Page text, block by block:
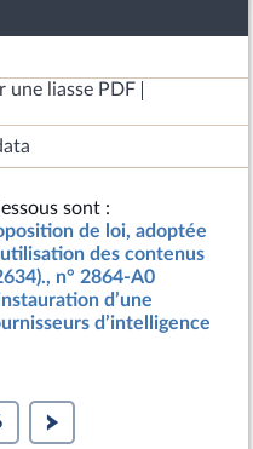
une liasse PDF
sont :
de loi, adoptée
des contenus
n° 2864-A0
d’une
d’intelligence